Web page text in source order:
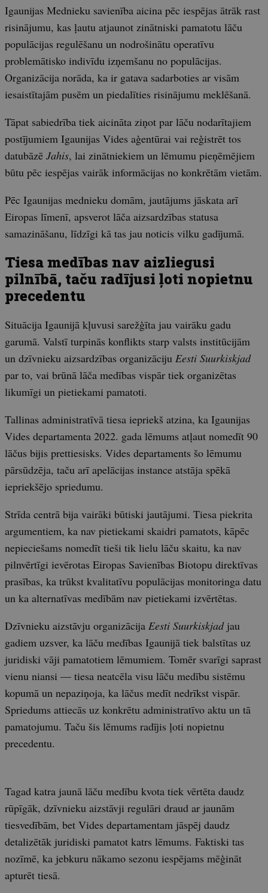
Igaunijas Mednieku savienība aicina pēc iespējas ātrāk rast
risinājumu, kas ļautu atjaunot zinātniski pamatotu lāču
populācijas regulēšanu un nodrošinātu operatīvu
problemātisko indivīdu izņemšanu no populācijas.
Organizācija norāda, ka ir gatava sadarboties ar visām
iesaistītajām pusēm un piedalīties risinājumu meklēšanā.
Tāpat sabiedrība tiek aicināta ziņot par lāču nodarītajiem
postījumiem Igaunijas Vides aģentūrai vai reģistrēt tos
datubāzē Jahis, lai zinātniekiem un lēmumu pieņēmējiem
būtu pēc iespējas vairāk informācijas no konkrētām vietām.
Pēc Igaunijas mednieku domām, jautājums jāskata arī
Eiropas līmenī, apsverot lāča aizsardzības statusa
samazināšanu, līdzīgi kā tas jau noticis vilku gadījumā.
Tiesa medības nav aizliegusi
pilnībā, taču radījusi ļoti nopietnu
precedentu
Situācija Igaunijā kļuvusi sarežģīta jau vairāku gadu
garumā. Valstī turpinās konflikts starp valsts institūcijām
un dzīvnieku aizsardzības organizāciju Eesti Suurkiskjad
par to, vai brūnā lāča medības vispār tiek organizētas
likumīgi un pietiekami pamatoti.
Tallinas administratīvā tiesa iepriekš atzina, ka Igaunijas
Vides departamenta 2022. gada lēmums atļaut nomedīt 90
lāčus bijis prettiesisks. Vides departaments šo lēmumu
pārsūdzēja, taču arī apelācijas instance atstāja spēkā
iepriekšējo spriedumu.
Strīda centrā bija vairāki būtiski jautājumi. Tiesa piekrita
argumentiem, ka nav pietiekami skaidri pamatots, kāpēc
nepieciešams nomedīt tieši tik lielu lāču skaitu, ka nav
pilnvērtīgi ievērotas Eiropas Savienības Biotopu direktīvas
prasības, ka trūkst kvalitatīvu populācijas monitoringa datu
un ka alternatīvas medībām nav pietiekami izvērtētas.
Dzīvnieku aizstāvju organizācija Eesti Suurkiskjadjau
gadiem uzsver, ka lāču medības Igaunijā tiek balstītas uz
juridiski vāji pamatotiem lēmumiem. Tomēr svarīgi saprast
vienu niansi — tiesa neatcēla visu lāču medību sistēmu
kopumā un nepaziņoja, ka lāčus medīt nedrīkst vispār.
Spriedums attiecās uz konkrētu administratīvo aktu un tā
pamatojumu. Taču šis lēmums radījis ļoti nopietnu
precedentu.
Tagad katra jaunā lāču medību kvota tiek vērtēta daudz
rūpīgāk, dzīvnieku aizstāvji regulāri draud ar jaunām
tiesvedībām, bet Vides departamentam jāspēj daudz
detalizētāk juridiski pamatot katrs lēmums. Faktiski tas
nozīmē, ka jebkuru nākamo sezonu iespējams mēģināt
apturēt tiesā.